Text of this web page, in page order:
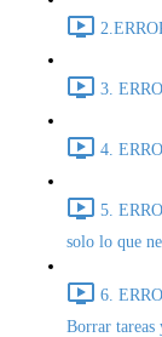
3.
4.
5.
solo lo que
6.
Borrar tareas